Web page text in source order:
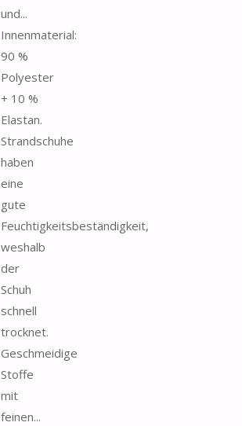
und...
Innenmaterial:
90 %
Polyester
+ 10 %
Elastan.
Strandschuhe
haben
eine
gute
Feuchtigkeitsbeständigkeit,
weshalb
der
Schuh
schnell
trocknet.
Geschmeidige
Stoffe
mit
feinen...